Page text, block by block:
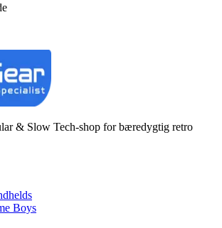
& Slow Tech-shop for bæredygtig retro
Boys